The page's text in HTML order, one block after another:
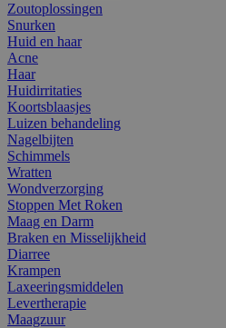
Zoutoplossingen
Snurken
Huid en haar
Acne
Haar
Huidirritaties
Koortsblaasjes
Luizen behandeling
Nagelbijten
Schimmels
Wratten
Wondverzorging
Stoppen Met Roken
Maag en Darm
Braken en Misselijkheid
Diarree
Krampen
Laxeeringsmiddelen
Levertherapie
Maagzuur